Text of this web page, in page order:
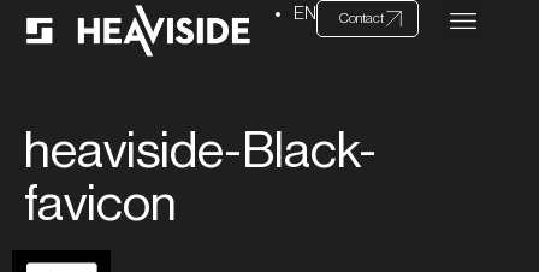
EN Contact
heaviside-Black-
favicon